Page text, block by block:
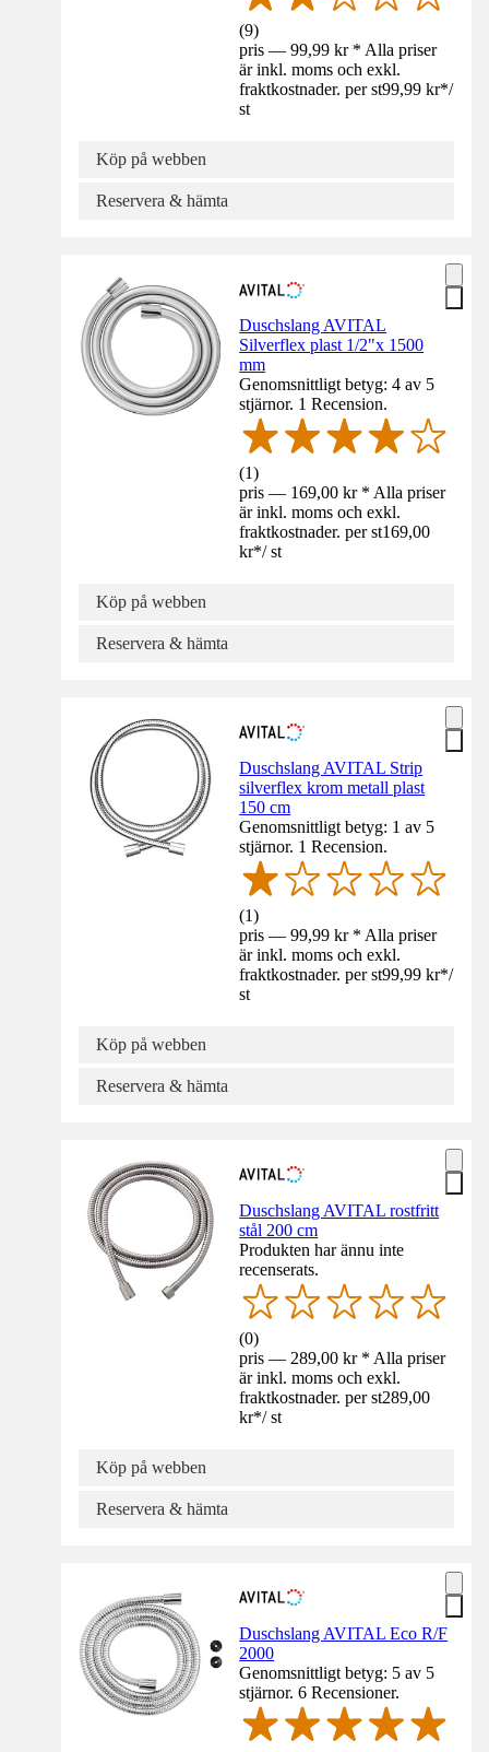
(9)
pris — 99,99 kr * Alla priser
är inkl. moms och exkl.
fraktkostnader. per st99,99 kr*/
st
Köp på webben
Reservera & hämta
Duschslang AVITAL
Silverflex plast 1/2"x 1500
mm
Genomsnittligt betyg: 4 av 5
stjärnor. 1 Recension.
(1)
pris — 169,00 kr * Alla priser
är inkl. moms och exkl.
fraktkostnader. per st169,00
kr*/ st
Köp på webben
Reservera & hämta
Duschslang AVITAL Strip
silverflex krom metall plast
150 cm
Genomsnittligt betyg: 1 av 5
stjärnor. 1 Recension.
(1)
pris — 99,99 kr * Alla priser
är inkl. moms och exkl.
fraktkostnader. per st99,99 kr*/
st
Köp på webben
Reservera & hämta
Duschslang AVITAL rostfritt
stål 200 cm
Produkten har ännu inte
recenserats.
(0)
pris — 289,00 kr * Alla priser
är inkl. moms och exkl.
fraktkostnader. per st289,00
kr*/ st
Köp på webben
Reservera & hämta
Duschslang AVITAL Eco R/F
2000
Genomsnittligt betyg: 5 av 5
stjärnor. 6 Recensioner.